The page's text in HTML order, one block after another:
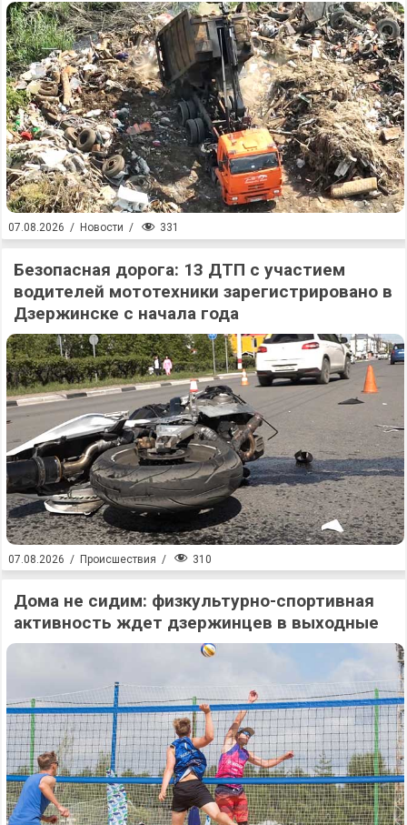
07.08.2026 / Новости / 331
Безопасная дорога: 13 ДТП с участием
водителей мототехники зарегистрировано в
Дзержинске с начала года
07.08.2026 / Происшествия / 310
Дома не сидим: физкультурно-спортивная
активность ждет дзержинцев в выходные